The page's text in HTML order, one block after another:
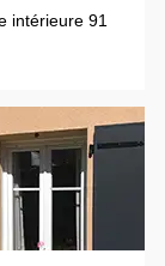
intérieure 91